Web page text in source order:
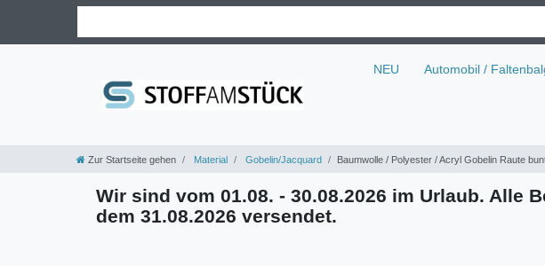
NEU Automobil /
Zur Startseite gehen Material Gobelin/Jacquard Baumwolle / Polyester / Acryl Gobelin Raute
Wir sind vom 01.08. - 30.08.2026 im Urlaub. Alle
dem 31.08.2026 versendet.